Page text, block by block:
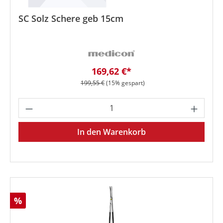
SC Solz Schere geb 15cm
Verkaufspreis:
169,62 €*
Regulärer Preis:
199,55 €(15% gespart)
Produkt Anzahl: Gib den
In den Warenkorb
Rabatt
%